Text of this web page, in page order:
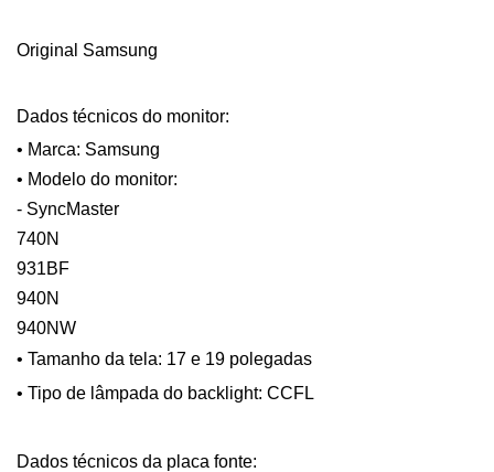
Original Samsung
Dados técnicos do monitor:
• Marca: Samsung
• Modelo do monitor:
- SyncMaster
740N
931BF
940N
940NW
• Tamanho da tela: 17 e 19 polegadas
• Tipo de lâmpada do backlight: CCFL
Dados técnicos da placa fonte: